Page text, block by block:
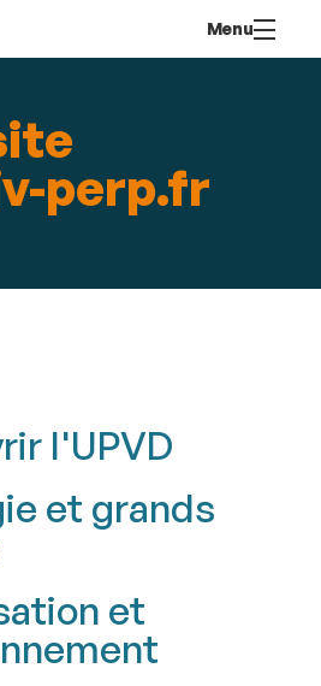
contenu
Menu
perp.fr
l'UPVD
et grands
et